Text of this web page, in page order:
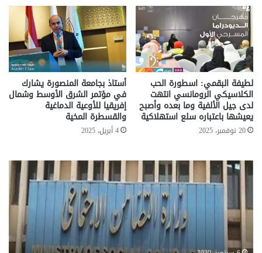
لطيفة البقمي: اسطورة الحب
الكلاسيكي الرومانسي انتهت
لدى جيل الألفية وما بعده وأصبح
يعيشها باعتباره سلع استهلاكية
20 نوفمبر، 2025
أستاذ بجامعة المنصورة يشارك
في مؤتمر الشرق الأوسط وشمال
إفريقيا للأوعية الدماغية
والقسطرة المخية
4 أبريل، 2025
معاش
المطلقة
إليك
المستندات
المطلوبة
للصرف
60